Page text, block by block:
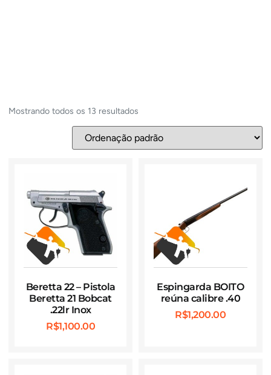
Mostrando todos os 13 resultados
Beretta 22 – Pistola
Beretta 21 Bobcat
.22lr Inox
R$1,100.00
Espingarda BOITO
reúna calibre .40
R$1,200.00